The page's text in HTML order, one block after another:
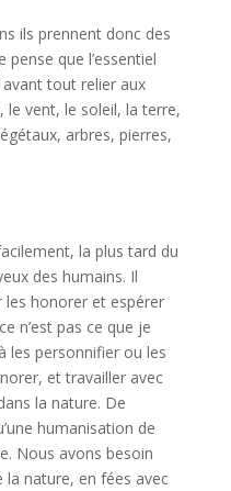
ils prennent donc des
que l’essentiel
avant tout relier aux
le vent, le soleil, la terre,
arbres, pierres,
la plus tard du
des humains. Il
honorer et espérer
n’est pas ce que je
les personnifier ou les
et travailler avec
la nature. De
humanisation de
Nous avons besoin
la nature, en fées avec